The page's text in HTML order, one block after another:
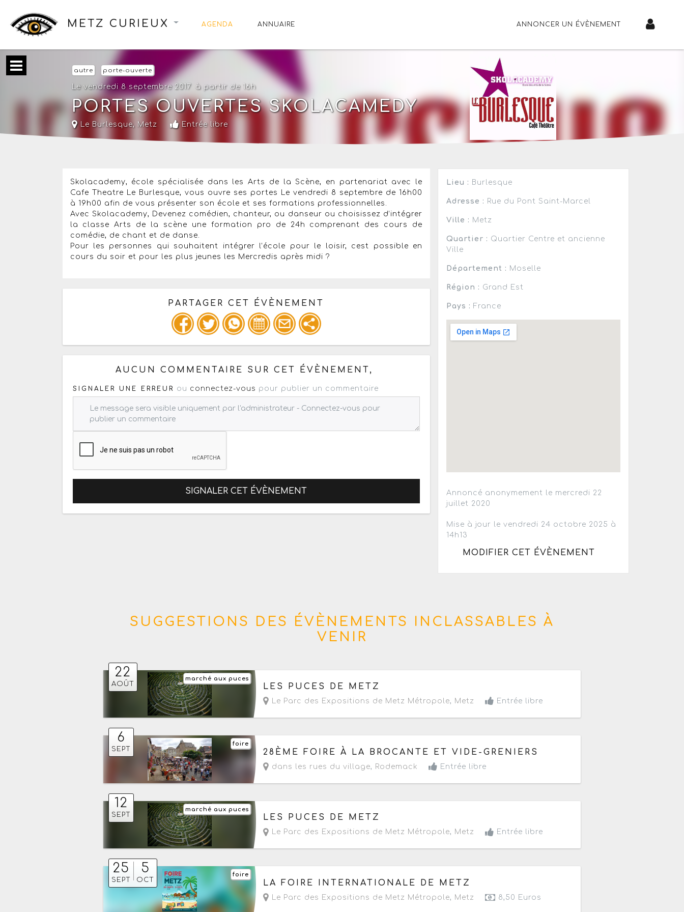
METZ CURIEUX AGENDA ANNUAIRE ANNONCER UN ÉVÈNEMENT
autre porte-ouverte
Le vendredi 8 septembre 2017 à partir de 16h
PORTES OUVERTES SKOLACAMEDY
Le Burlesque, Metz Entrée libre
Skolacademy, école spécialisée dans les Arts de la Scène, en partenariat avec le
Cafe Theatre Le Burlesque, vous ouvre ses portes Le vendredi 8 septembre de 16h00
à 19h00 afin de vous présenter son école et ses formations professionnelles.
Avec Skolacademy, Devenez comédien, chanteur, ou danseur ou choisissez d’intégrer
la classe Arts de la scène une formation pro de 24h comprenant des cours de
comédie, de chant et de danse.
Pour les personnes qui souhaitent intégrer l’école pour le loisir, cest possible en
cours du soir et pour les plus jeunes les Mercredis après midi ?
PARTAGER CET ÉVÈNEMENT
Copiez les infos ci-dessous pour un : mail / forum / réseau social
AUCUN COMMENTAIRE SUR CET ÉVÈNEMENT,
SIGNALER UNE ERREUR ou connectez-vous pour publier un commentaire
SIGNALER CET ÉVÈNEMENT
Lieu : Burlesque
Adresse : Rue du Pont Saint-Marcel
Ville : Metz
Quartier : Quartier Centre et ancienne
Ville
Département : Moselle
Région : Grand Est
Pays : France
Annoncé anonymement le mercredi 22
juillet 2020
Mise à jour le vendredi 24 octobre 2025 à
14h13
MODIFIER CET ÉVÈNEMENT
SUGGESTIONS DES ÉVÈNEMENTS INCLASSABLES À
VENIR
22
AOÛT
marché aux puces
Le samedi 22 août 2026 de 07h à 12h
LES PUCES DE METZ
Le Parc des Expositions de Metz Métropole, Metz Entrée libre
6
SEPT
foire
Le dimanche 6 septembre 2026 de 08h à 18h
28ÈME FOIRE À LA BROCANTE ET VIDE-GRENIERS
dans les rues du village, Rodemack Entrée libre
12
SEPT
marché aux puces
Le samedi 12 septembre 2026
LES PUCES DE METZ
Le Parc des Expositions de Metz Métropole, Metz Entrée libre
25
SEPT
5
OCT
foire
Du vendredi 25 septembre au lundi 5 octobre 2026
LA FOIRE INTERNATIONALE DE METZ
Le Parc des Expositions de Metz Métropole, Metz 8,50 Euros